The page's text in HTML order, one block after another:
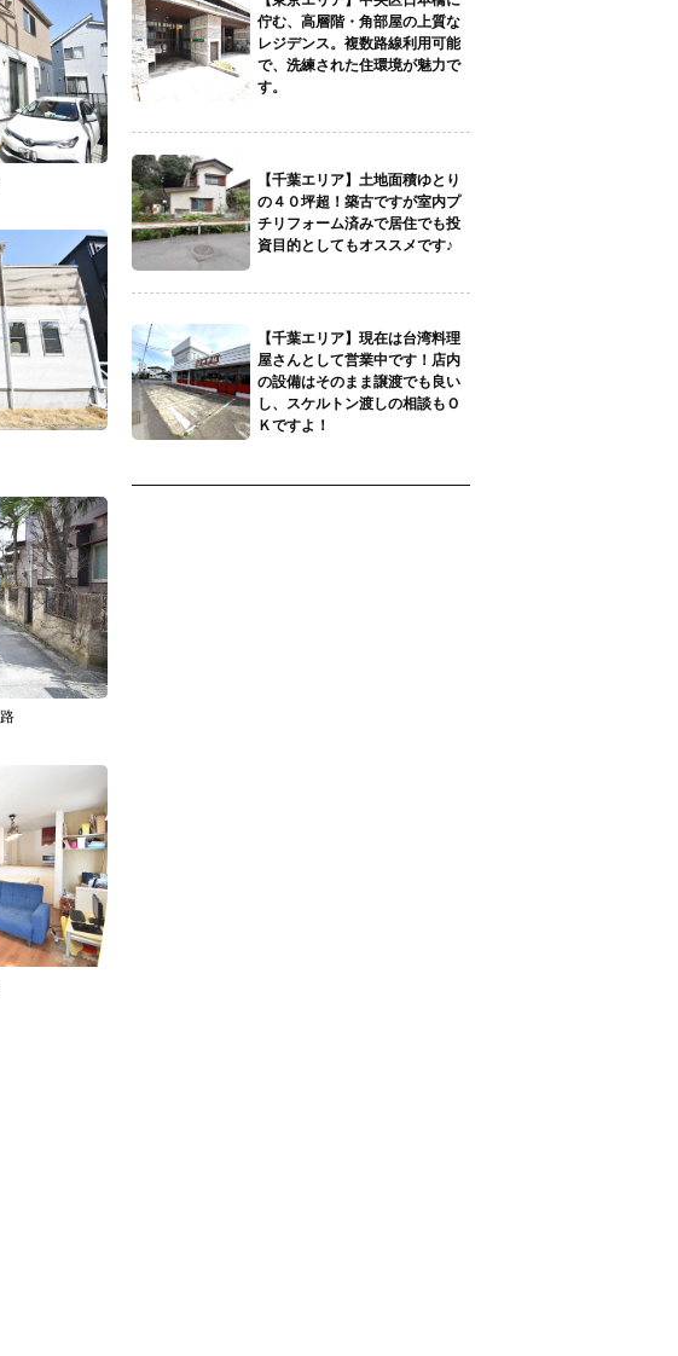
佇む、高層階・角部屋の上質な
レジデンス。複数路線利用可能
で、洗練された住環境が魅力で
す。
【千葉エリア】土地面積ゆとり
の４０坪超！築古ですが室内プ
チリフォーム済みで居住でも投
資目的としてもオススメです♪
【千葉エリア】現在は台湾料理
屋さんとして営業中です！店内
の設備はそのまま譲渡でも良い
し、スケルトン渡しの相談もＯ
Ｋですよ！